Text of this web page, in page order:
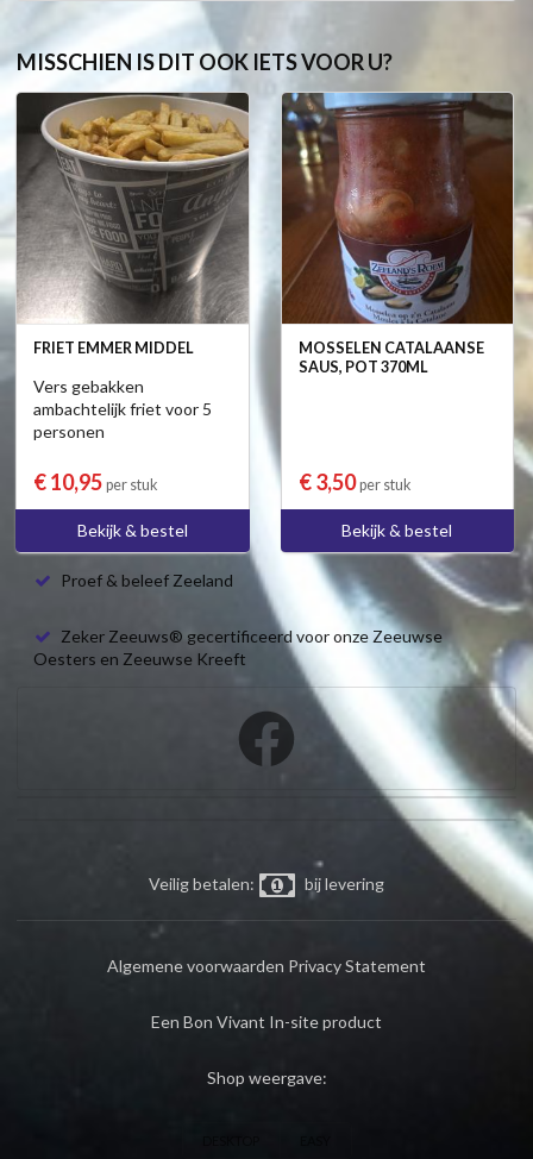
MISSCHIEN IS DIT OOK IETS VOOR U?
FRIET EMMER MIDDEL
Vers gebakken
ambachtelijk friet voor 5
personen
€ 10,95 per stuk
Bekijk & bestel
MOSSELEN CATALAANSE
SAUS, POT 370ML
€ 3,50per stuk
Bekijk & bestel
Proef & beleef Zeeland
Zeker Zeeuws® gecertificeerd voor onze Zeeuwse
Oesters en Zeeuwse Kreeft
Veilig betalen: bij levering
Algemene voorwaarden Privacy Statement
Een Bon Vivant In-site product
Shop weergave: